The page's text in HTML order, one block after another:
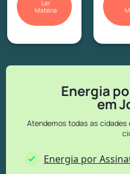
Ler
Matéria
Energia
em
Atendemos todas as cidades
Energia por